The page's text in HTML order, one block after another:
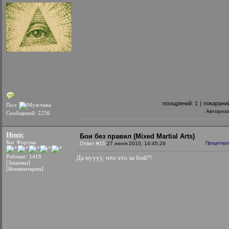
Пол:
Сообщений: 2256
поощрений: 1 |
Himic
Бог Форума
Рейтинг: 1418
[Заценки]
[Комментарии]
Бои без правил (Mixed Martial Arts)
Ответ #15 27 июня 2010, 14:45:29
Да нуууу, что это за бой?!